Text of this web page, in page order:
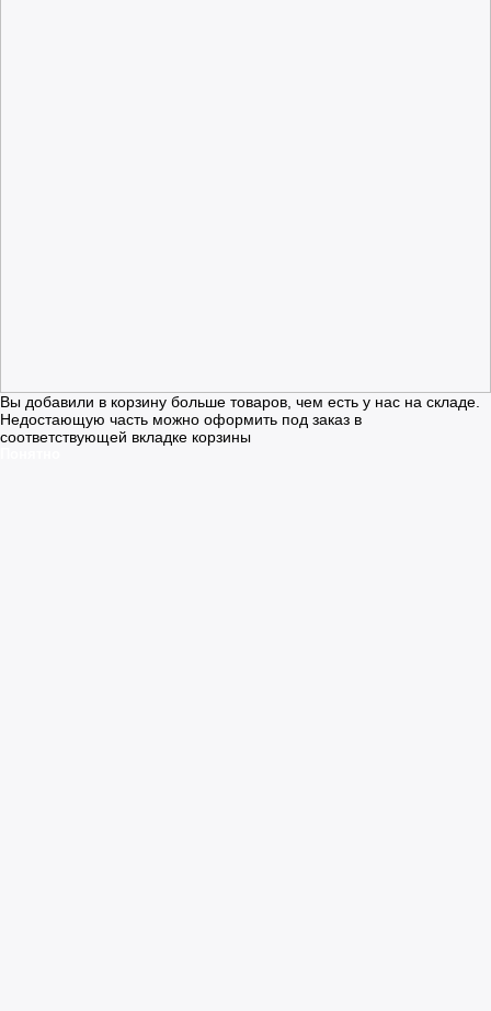
Вы добавили в корзину больше товаров, чем есть у нас на складе.
Недостающую часть можно оформить под заказ в
соответствующей вкладке корзины